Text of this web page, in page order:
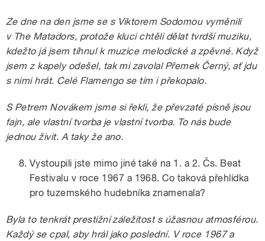
Ze dne na den jsme se s Viktorem Sodomou vyměnili
v The Matadors, protože kluci chtěli dělat tvrdší muziku,
kdežto já jsem tíhnul k muzice melodické a zpěvné. Když
jsem z kapely odešel, tak mi zavolal Přemek Černý, ať jdu
s nimi hrát. Celé Flamengo se tím i překopalo.
S Petrem Novákem jsme si řekli, že převzaté písně jsou
fajn, ale vlastní tvorba je vlastní tvorba. To nás bude
jednou živit. A taky že ano.
Vystoupili jste mimo jiné také na 1. a 2. Čs. Beat
Festivalu v roce 1967 a 1968. Co taková přehlídka
pro tuzemského hudebníka znamenala?
Byla to tenkrát prestižní záležitost s úžasnou atmosférou.
Každý se cpal, aby hrál jako poslední. V roce 1967 a